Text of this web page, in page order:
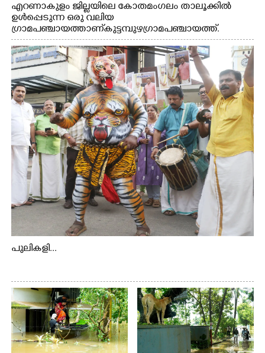
എറണാകുളം ജില്ലയിലെ കോതമംഗലം താലൂക്കിൽ
ഉൾപ്പെടുന്ന ഒരു വലിയ
ഗ്രാമപഞ്ചായത്താണ് കുട്ടമ്പുഴ ഗ്രാമ പഞ്ചായത്ത്.
ആദിവാസി ഊരുകളായ വെള്ളാരംകുത്ത്, കത്തിപ്പാറ,
ഉറിയംപെട്ടി, തേക്കല്ല്, വെട്ടിക്കല്ല്, മഞ്ചപ്പാറ എന്നീ ആറു
സ്ഥലങ്ങളിലേക്കുള്ള പ്രധാന സഞ്ചാര മാർഗമാണ് ഈ
കാണുന്ന കടത്ത് വള്ളം
പുലികളി...